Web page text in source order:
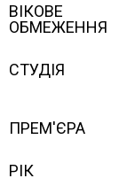
ВІКОВЕ
ОБМЕЖЕННЯ
СТУДІЯ
ПРЕМ'ЄРА
РІК